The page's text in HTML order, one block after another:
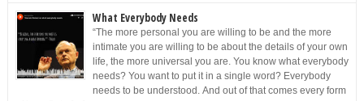
What Everybody Needs
“The more personal you are willing to be and the more
intimate you are willing to be about the details of your own
life, the more universal you are. You know what everybody
needs? You want to put it in a single word? Everybody
needs to be understood. And out of that comes every form